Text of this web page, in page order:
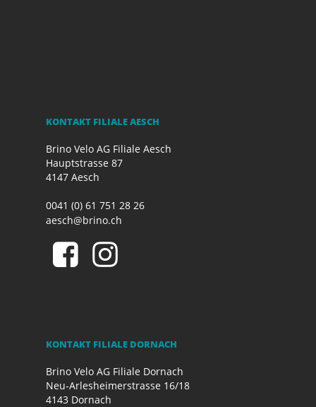
KONTAKT FILIALE AESCH
Brino Velo AG Filiale Aesch
Hauptstrasse 87
4147 Aesch
0041 (0) 61 751 28 26
aesch@brino.ch
KONTAKT FILIALE DORNACH
Brino Velo AG Filiale Dornach
Neu-Arlesheimerstrasse 16/18
4143 Dornach